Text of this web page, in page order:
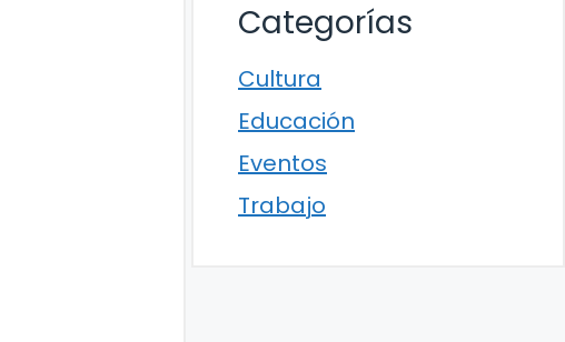
Categorías
Cultura
Educación
Eventos
Trabajo